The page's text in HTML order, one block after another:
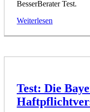
BesserBerater Test.
Weiterlesen
Test: Die